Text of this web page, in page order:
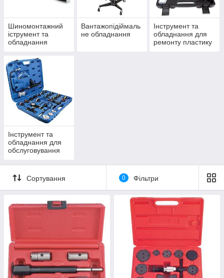
Шиномонтажний
іструмент та
обладнання
Вантажопідіймаль
не обладнання
Інструмент та
обладнання для
ремонту пластику
Інструмент та
обладнання для
обслуговування
кондиціонерів
Сортування
0 Фільтри